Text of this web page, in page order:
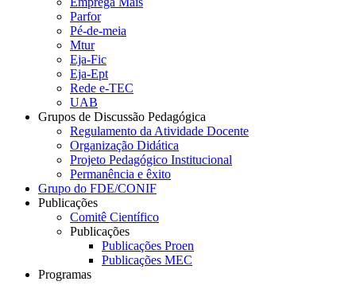
Parfor
Pé-de-meia
Mtur
Eja-Fic
Eja-Ept
Rede e-TEC
UAB
Grupos de Discussão Pedagógica
Regulamento da Atividade Docente
Organização Didática
Projeto Pedagógico Institucional
Permanência e êxito
Grupo do FDE/CONIF
Publicações
Comitê Científico
Publicações
Publicações Proen
Publicações MEC
Programas